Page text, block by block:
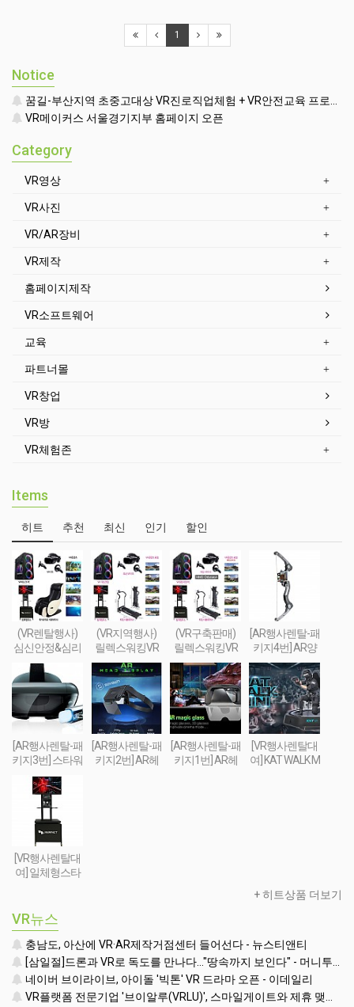
1
Notice
꿈길-부산지역 초중고대상 VR진로직업체험 + VR안전교육 프로그램 운영공고
VR메이커스 서울경기지부 홈페이지 오픈
Category
VR영상
VR사진
VR/AR장비
VR제작
홈페이지제작
VR소프트웨어
교육
파트너몰
VR창업
VR방
VR체험존
Items
히트 추천 최신 인기 할인
(VR렌탈행사)
심신안정&심리
치료&휴식 VR
세트 패키지
(VR지역행사)
릴렉스워킹VR
세트-Relax Walki
ng VR SET
(VR구축판매)
릴렉스워킹VR
세트-Relax Walki
ng VR SET (선착
순 100대 / 2019
년 10월까지 한
정 할인판매)
[AR행사렌탈-패
키지4번] AR양
궁게임 또는 슈
팅건 + 스마트폰
+ AR콘텐츠세
팅
[AR행사렌탈-패
키지3번] 스타워
즈 제다이 챌린
지 AR풀세트(제
다이검 + 센서 +
AR헤드셋 + 스
마트폰) + AR콘
텐츠세팅
[AR행사렌탈-패
키지2번] AR헤
[AR행사렌탈-패
키지1번] AR헤
[VR행사렌탈대
여] KAT WALK M
[VR행사렌탈대
여] 일체형스타
32인치형)
+ 히트상품 더보기
VR뉴스
충남도, 아산에 VR·AR제작거점센터 들어선다 - 뉴스티앤티
[삼일절]드론과 VR로 독도를 만나다…"땅속까지 보인다" - 머니투데이
네이버 브이라이브, 아이돌 '빅톤' VR 드라마 오픈 - 이데일리
VR플랫폼 전문기업 '브이알루(VRLU)', 스마일게이트와 제휴 맺고 '꿀잼' VR게임 쏟아낸다 - 인사이트